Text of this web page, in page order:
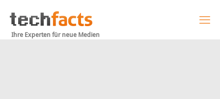
Ihre Experten für neue Medien